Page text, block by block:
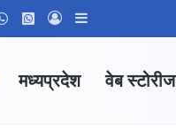
WhatsApp Channel
WhatsApp Group
Log In
मध्यप्रदेश वेब स्टोरीज